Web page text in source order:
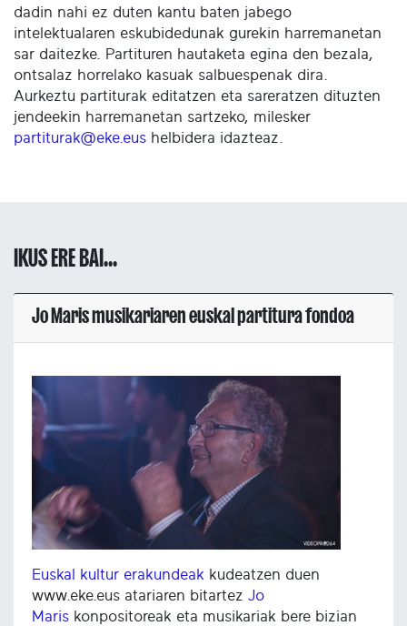
dadin nahi ez duten kantu baten jabego
intelektualaren eskubidedunak gurekin harremanetan
sar daitezke. Partituren hautaketa egina den bezala,
ontsalaz horrelako kasuak salbuespenak dira.
Aurkeztu partiturak editatzen eta sareratzen dituzten
jendeekin harremanetan sartzeko, milesker
partiturak@eke.eus helbidera idazteaz.
IKUS ERE BAI...
Jo Maris musikariaren euskal partitura fondoa
Euskal kultur erakundeak kudeatzen duen
www.eke.eus atariaren bitartez Jo
Maris konpositoreak eta musikariak bere bizian